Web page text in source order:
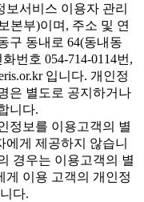
서비스 이용자 관리
본부)이며, 주소 및 연
구 동내로 64(동내동
번호 054-714-0114번,
입니다. 개인정
은 별도로 공지하거나
니다.
정보를 이용고객의 별
에게 제공하지 않습니
경우는 이용고객의 별
게 이용 고객의 개인정
다.